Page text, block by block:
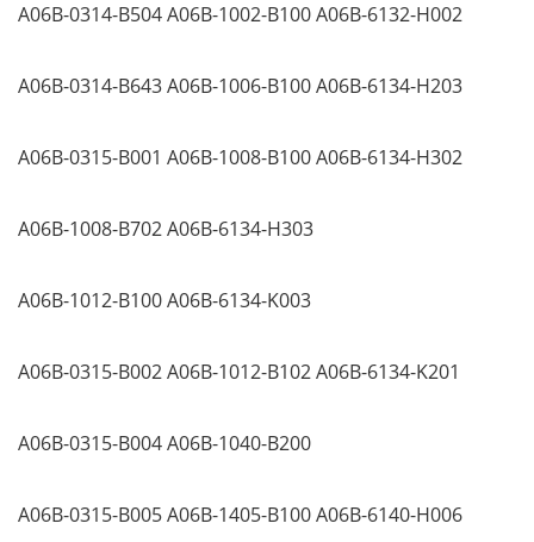
A06B-0314-B504A06B-1002-B100A06B-6132-H002
A06B-0314-B643A06B-1006-B100A06B-6134-H203
A06B-0315-B001 A06B-1008-B100A06B-6134-H302
A06B-1008-B702A06B-6134-H303
A06B-1012-B100A06B-6134-K003
A06B-0315-B002A06B-1012-B102A06B-6134-K201
A06B-0315-B004A06B-1040-B200
A06B-0315-B005A06B-1405-B100A06B-6140-H006